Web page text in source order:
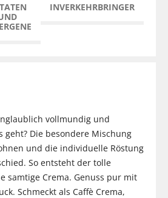
INVERKEHRBRINGER
vollmundig und
geht? Die besondere Mischung
und die individuelle Röstung
So entsteht der tolle
samtige Crema. Genuss pur mit
Schmeckt als Caffè Crema,